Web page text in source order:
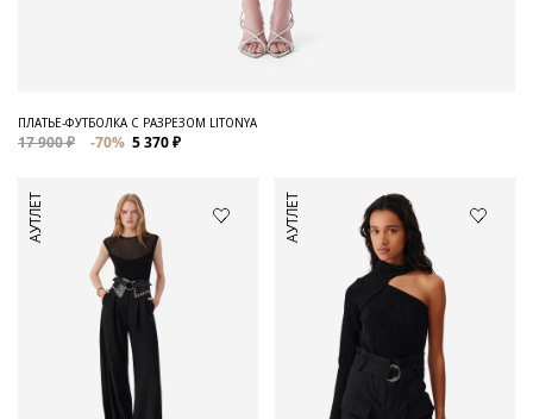
ПЛАТЬЕ-ФУТБОЛКА С РАЗРЕЗОМ LITONYA
17 900 ₽ -70% 5 370 ₽
АУТЛЕТ АУТЛЕТ